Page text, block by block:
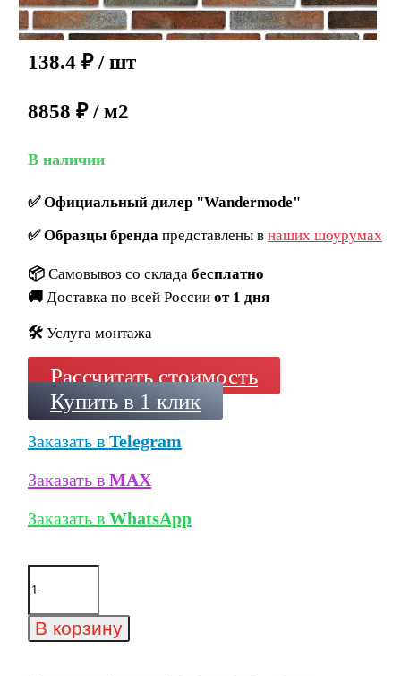
138.4 ₽ / шт
8858 ₽ / м2
В наличии
✅Официальный дилер "Wandermode"
✅Образцы брендапредставлены в наших шоурумах
📦 Самовывоз со склада бесплатно
🚚 Доставка по всей России от 1 дня
🛠️ Услуга монтажа
Рассчитать стоимость
Купить в 1 клик
Заказать в Telegram
Заказать в MAX
Заказать в WhatsApp
Количество
товара
кирпич
Wandermode
В корзину